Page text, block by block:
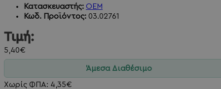
Κατασκευαστής: OEM
Κωδ. Προϊόντος: 03.02761
Τιμή:
5,40€
Άμεσα Διαθέσιμο
Χωρίς ΦΠΑ: 4,35€